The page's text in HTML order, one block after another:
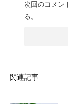
次回のコメン
る。
関連記事